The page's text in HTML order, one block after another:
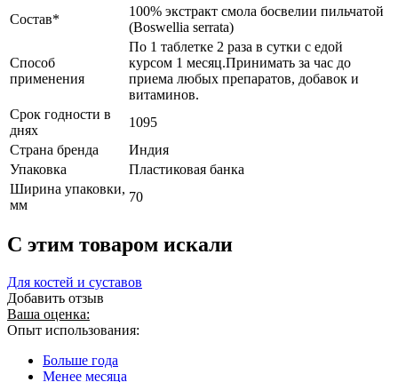
Состав*
100% экстракт смола босвелии пильчатой
(Boswellia serrata)
Способ
применения
По 1 таблетке 2 раза в сутки с едой
курсом 1 месяц.Принимать за час до
приема любых препаратов, добавок и
витаминов.
Срок годности в
днях
1095
Страна бренда
Индия
Упаковка
Пластиковая банка
Ширина упаковки,
мм
70
C этим товаром искали
Для костей и суставов
Добавить отзыв
Ваша оценка:
Опыт использования:
Больше года
Менее месяца